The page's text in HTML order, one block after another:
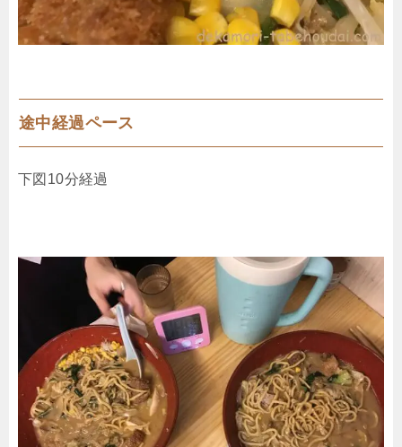
途中経過ペース
下図10分経過